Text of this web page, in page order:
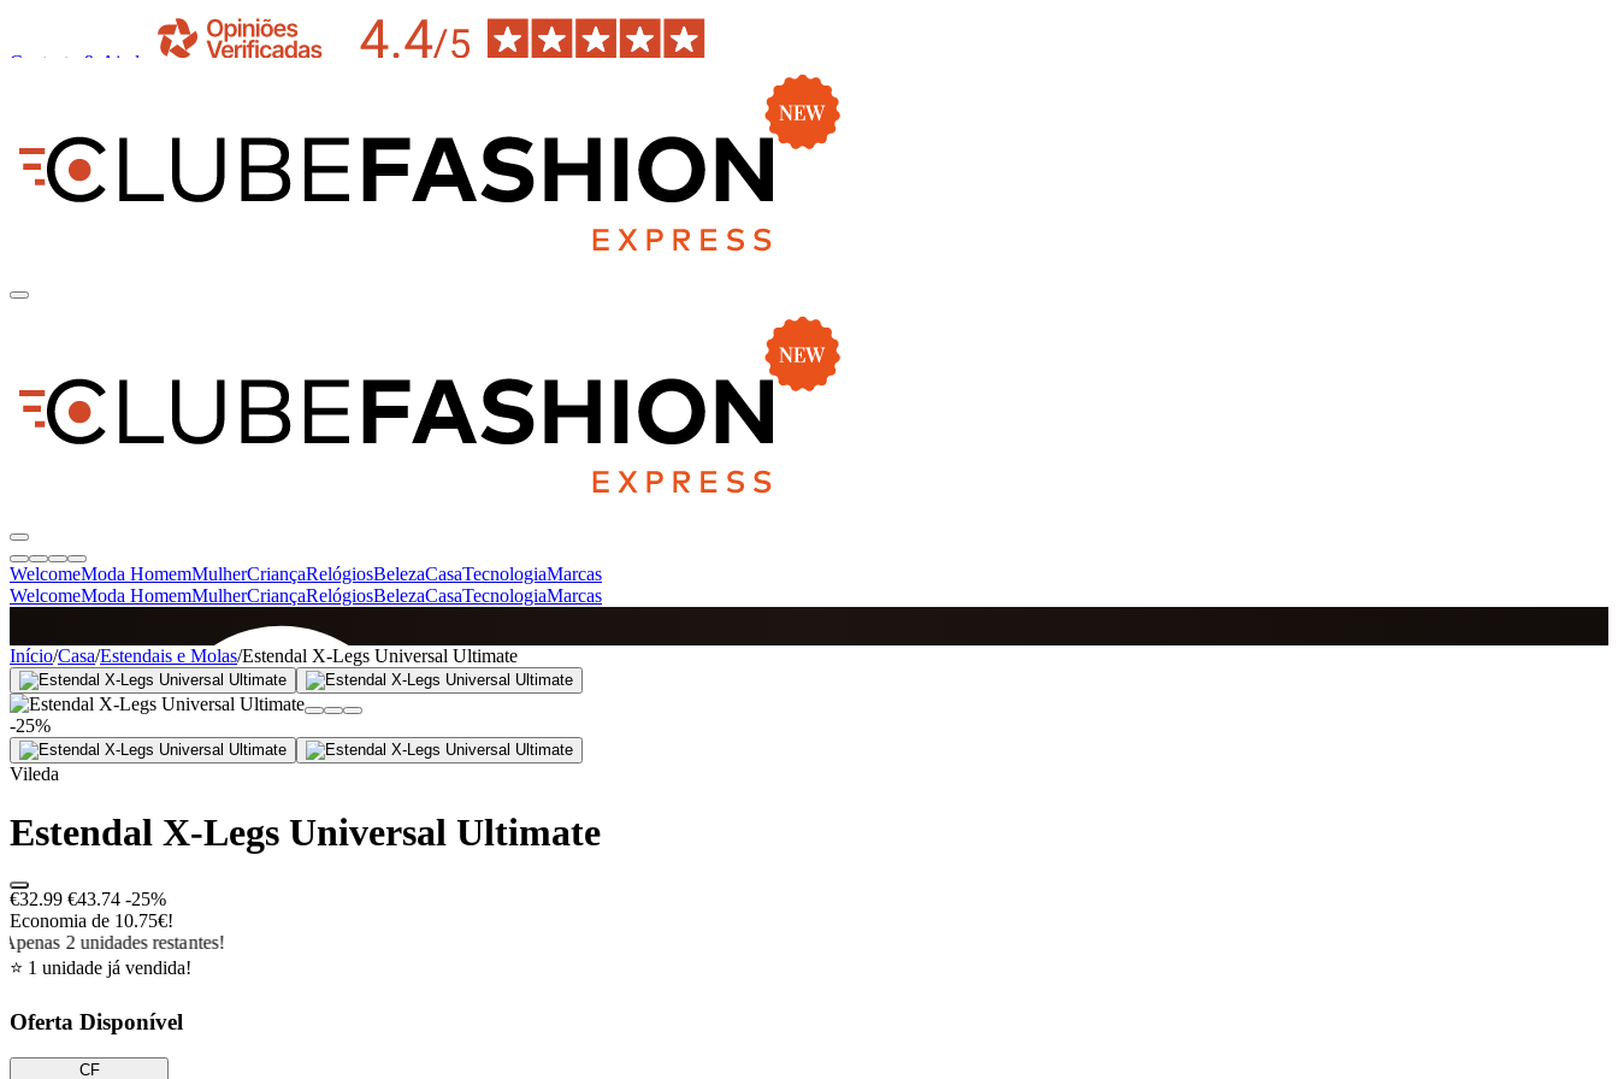
Contacto & Ajuda
WelcomeModa HomemMulherCriançaRelógiosBelezaCasaTecnologiaMarcas
WelcomeModa HomemMulherCriançaRelógiosBelezaCasaTecnologiaMarcas
SINCE 2005
+de 36.000 reviews
Início/Casa/Estendais e Molas/Estendal X-Legs Universal Ultimate
-25%
Vileda
Estendal X-Legs Universal Ultimate
€32.99 €43.74 -25%
Economia de 10.75€!
Apenas 2 unidades restantes!
⭐ 1 unidade já vendida!
Oferta Disponível
CF